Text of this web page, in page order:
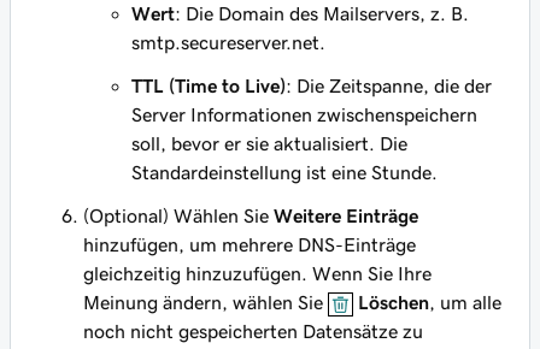
Wert: Die Domain des Mailservers, z. B.
smtp.secureserver.net
TTL (Time to Live): Die Zeitspanne, die der
Server Informationen zwischenspeichern
soll, bevor er sie aktualisiert. Die
Standardeinstellung ist eine Stunde.
(Optional) Wählen Sie Weitere Einträge
hinzufügen, um mehrere DNS-Einträge
gleichzeitig hinzuzufügen. Wenn Sie Ihre
Meinung ändern, wählen Sie
Löschen , um alle
noch nicht gespeicherten Datensätze zu